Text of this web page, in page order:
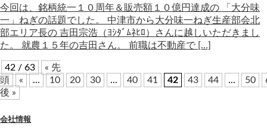
今回は、銘柄統一１０周年＆販売額１０億円達成の 「大分味
一」ねぎの話題でした。 中津市から大分味一ねぎ生産部会北
部エリア長の 吉田宗浩（ﾖｼﾀﾞﾑﾈﾋﾛ）さんに越しいただきまし
た。 就農１５年の吉田さん。 前職は不動産で […]
42 / 63
« 先
頭
« ... 10 20 30 ... 40 41 42 43 44 ... 50
後 »
会社情報